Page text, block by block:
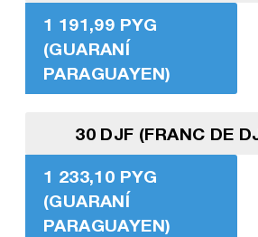
1 191,99 PYG
(GUARANÍ
PARAGUAYEN)
30 DJF (FRANC DE
1 233,10 PYG
(GUARANÍ
PARAGUAYEN)